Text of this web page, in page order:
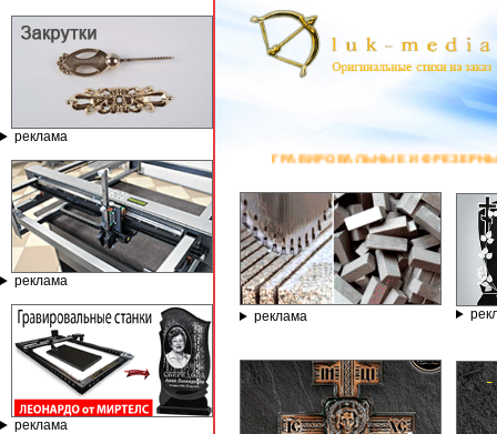
реклама
реклама
реклама
ГРАВИРОВАЛЬНЫЕ И ФРЕЗЕРНЫЕ СТАНКИ ПО
реклама